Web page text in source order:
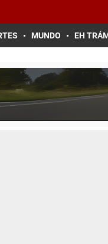
MUNDO EH